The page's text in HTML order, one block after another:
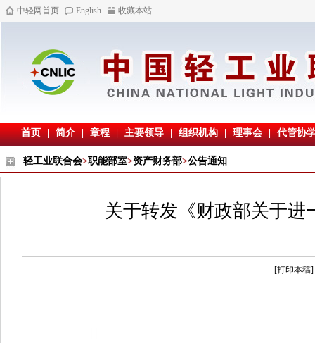
中轻网首页 English 收藏本站
首页 | 简介 | 章程 | 主要领导 | 组织机构 | 理事会 | 代管协
轻工业联合会>职能部室>资产财务部>公告通知
关于转发《财政部关于
[打印本稿]